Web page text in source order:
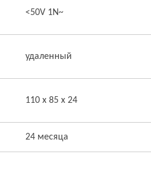
<50V 1N~
удаленный
110 x 85 x 24
24 месяца